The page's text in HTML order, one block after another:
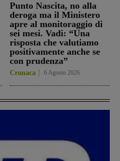
Punto Nascita, no alla
deroga ma il Ministero
apre al monitoraggio di
sei mesi. Vadi: “Una
risposta che valutiamo
positivamente anche se
con prudenza”
Cronaca 6 Agosto 2026